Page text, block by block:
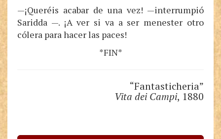
—¡Queréis acabar de una vez! —interrumpió
Saridda —. ¡A ver si va a ser menester otro
cólera para hacer las paces!
*FIN*
“Fantasticheria”
Vita dei Campi, 1880